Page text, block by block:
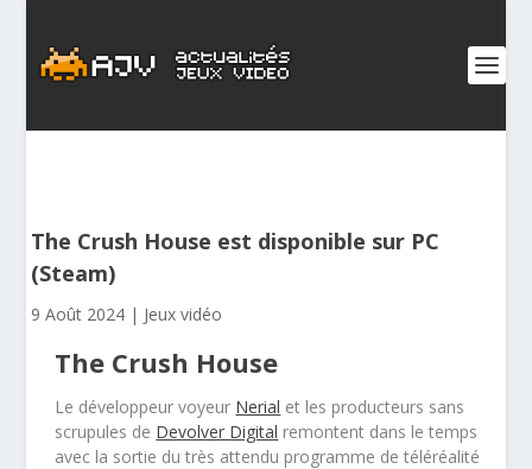
The Crush House est disponible sur PC
(Steam)
9 Août 2024 | Jeux vidéo
The Crush House
Le développeur voyeur Nerial et les producteurs sans
scrupules de Devolver Digital remontent dans le temps
avec la sortie du très attendu programme de téléréalité